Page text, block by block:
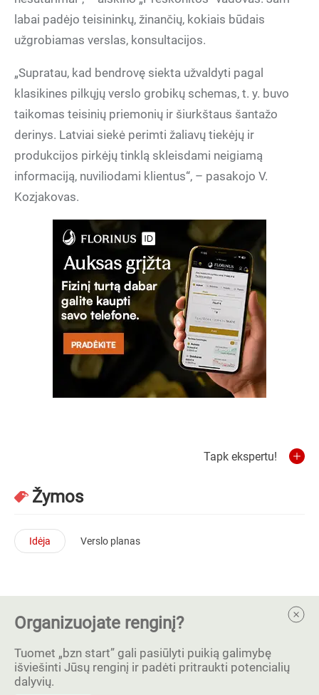
labai padėjo teisininkų, žinančių, kokiais būdais
užgrobiamas verslas, konsultacijos.
„Supratau, kad bendrovę siekta užvaldyti pagal
klasikines pilkųjų verslo grobikų schemas, t. y. buvo
taikomas teisinių priemonių ir šiurkštaus šantažo
derinys. Latviai siekė perimti žaliavų tiekėjų ir
produkcijos pirkėjų tinklą skleisdami neigiamą
informaciją, nuviliodami klientus“, – pasakojo V.
Kozjakovas.
Tapk ekspertu!
Žymos
Idėja Verslo planas
Organizuojate renginį?
Tuomet „bzn start” gali pasiūlyti puikią galimybę
išviešinti Jūsų renginį ir padėti pritraukti potencialių
dalyvių.